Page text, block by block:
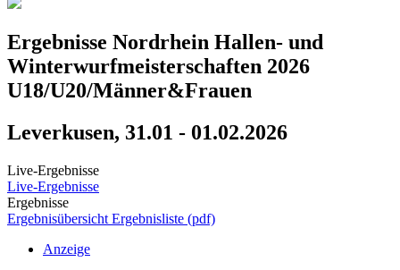
Ergebnisse Nordrhein Hallen- und
Winterwurfmeisterschaften 2026
U18/U20/Männer&Frauen
Leverkusen, 31.01 - 01.02.2026
Live-Ergebnisse
Live-Ergebnisse
Ergebnisse
Ergebnisübersicht Ergebnisliste (pdf)
Anzeige